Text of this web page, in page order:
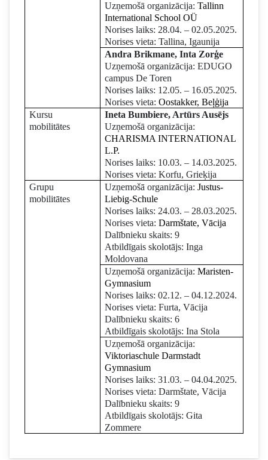
Uzņemošā organizācija:Tallinn
International School OÜ
Norises laiks: 28.04. – 02.05.2025.
Norises vieta: Tallina, Igaunija
Andra Brikmane, Inta Zorģe
Uzņemošā organizācija: EDUGO
campus De Toren
Norises laiks: 12.05. – 16.05.2025.
Norises vieta:Oostakker, Beļģija
Kursu
mobilitātes
Ineta Bumbiere, Artūrs Ausējs
Uzņemošā organizācija:
CHARISMA INTERNATIONAL
L.P.
Norises laiks: 10.03. – 14.03.2025.
Norises vieta: Korfu, Grieķija
Grupu
mobilitātes
Uzņemošā organizācija:Justus-
Liebig-Schule
Norises laiks: 24.03. – 28.03.2025.
Norises vieta:Darmštate, Vācija
Dalībnieku skaits: 9
Atbildīgais skolotājs: Inga
Moldovana
Uzņemošā organizācija:Maristen-
Gymnasium
Norises laiks: 02.12. – 04.12.2024.
Norises vieta: Furta, Vācija
Dalībnieku skaits: 6
Atbildīgais skolotājs: Ina Stola
Uzņemošā organizācija:
Viktoriaschule Darmstadt
Gymnasium
Norises laiks: 31.03. – 04.04.2025.
Norises vieta: Darmštate, Vācija
Dalībnieku skaits: 9
Atbildīgais skolotājs: Gita
Zommere